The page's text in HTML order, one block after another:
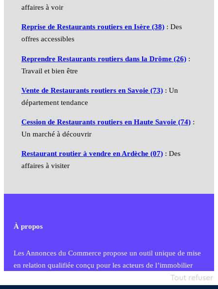
affaires à voir
Reprise de Restaurants routiers en Isère (38): Des
offres accessibles
Reprendre Restaurants routiers dans la Drôme (26):
Travail et bien être
Vente de Restaurants routiers en Savoie (73): Un
département tendance
Cession de Restaurants routiers en Haute Savoie (74):
Un marché à découvrir
Restaurant routier à vendre en Ardèche (07): Des
affaires à visiter
À propos
Les Annonces du Commerce propose un outil unique de mise
en relation qualifiée conçu pour les acteurs de l’immobilier
commercial et les collectivités territoriales, simple et intégrant
Tout refuser